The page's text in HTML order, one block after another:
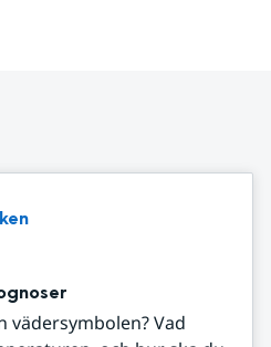
vädersymbolen? Vad